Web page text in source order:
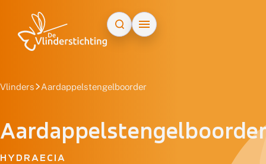
Vlinders Aardappelstengelboorder
HYDRAECIA